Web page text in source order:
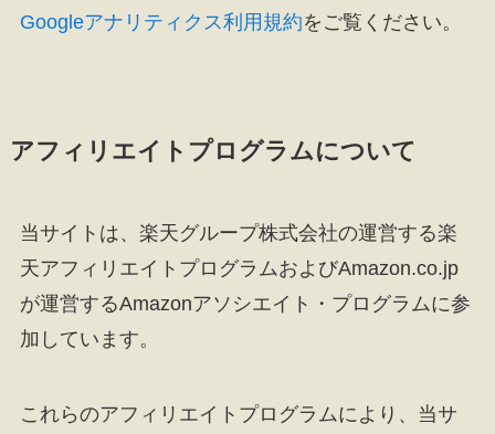
Googleアナリティクス利用規約をご覧ください。
アフィリエイトプログラムについて
当サイトは、楽天グループ株式会社の運営する楽
天アフィリエイトプログラムおよびAmazon.co.jp
が運営するAmazonアソシエイト・プログラムに参
加しています。
これらのアフィリエイトプログラムにより、当サ